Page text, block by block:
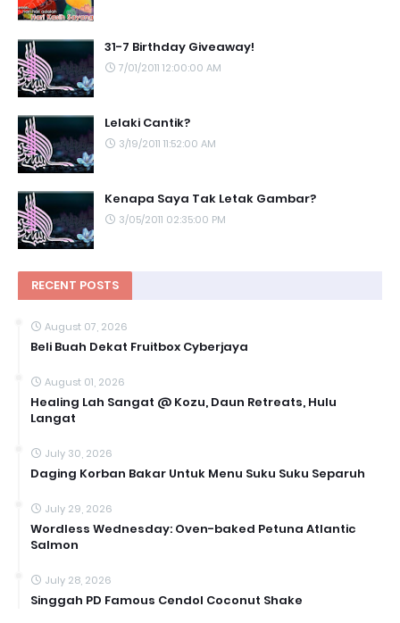
31-7 Birthday Giveaway!
7/01/2011 12:00:00 AM
Lelaki Cantik?
3/19/2011 11:52:00 AM
Kenapa Saya Tak Letak Gambar?
3/05/2011 02:35:00 PM
RECENT POSTS
August 07, 2026
Beli Buah Dekat Fruitbox Cyberjaya
August 01, 2026
Healing Lah Sangat @ Kozu, Daun Retreats, Hulu
Langat
July 30, 2026
Daging Korban Bakar Untuk Menu Suku Suku Separuh
July 29, 2026
Wordless Wednesday: Oven-baked Petuna Atlantic
Salmon
July 28, 2026
Singgah PD Famous Cendol Coconut Shake